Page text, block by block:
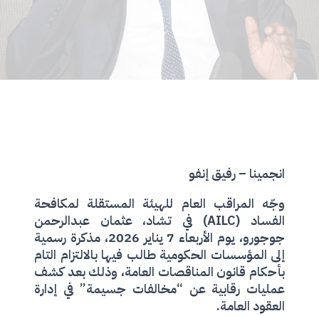
انجمينا – رفيق إنفو
وجّه المراقب العام للهيئة المستقلة لمكافحة
الفساد (AILC) في تشاد، عثمان عبدالرحمن
جوجورو، يوم الأربعاء 7 يناير 2026، مذكرة رسمية
إلى المؤسسات الحكومية طالب فيها بالالتزام التام
بأحكام قانون المناقصات العامة، وذلك بعد كشف
عمليات رقابية عن “مخالفات جسيمة” في إدارة
العقود العامة.